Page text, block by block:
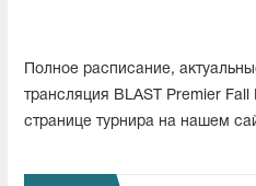
Полное расписание,
трансляция BLAST Premier
странице турнира на нашем